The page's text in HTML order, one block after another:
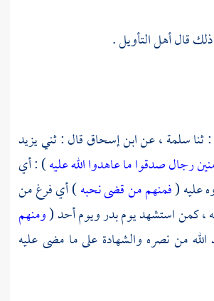
قال أهل التأويل .
ثناسلمة ،عنابن إسحاققال : ثنييزيد
رجال صدقوا ما عاهدوا الله عليه) : أي
عليه (فمنهم من قضى نحبه) أي فرغ من
، كمن استشهد يومبدرويومأحد(ومنهم
من نصره والشهادة على ما مضى عليه